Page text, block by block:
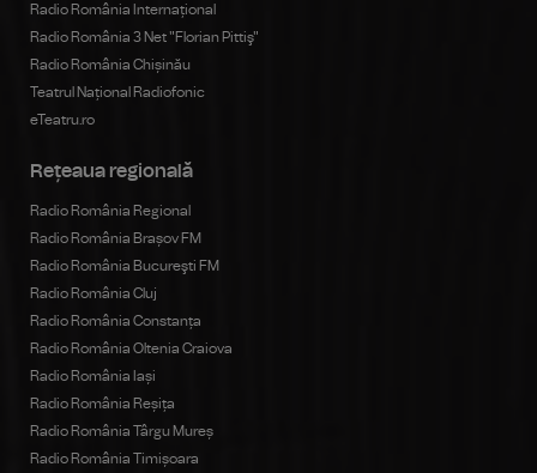
Radio România Internațional
Radio România 3 Net "Florian Pittiş"
Radio România Chișinău
Teatrul Național Radiofonic
eTeatru.ro
Rețeaua regională
Radio România Regional
Radio România Brașov FM
Radio România Bucureşti FM
Radio România Cluj
Radio România Constanța
Radio România Oltenia Craiova
Radio România Iași
Radio România Reșița
Radio România Târgu Mureș
Radio România Timișoara